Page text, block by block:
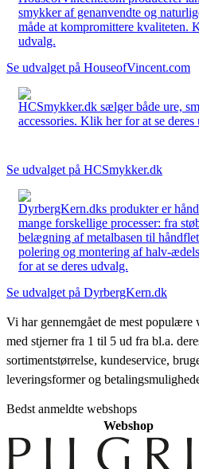
smykker af genanvendte og
måde at kompromittere kvaliteten.
udvalg.
Se udvalget på HouseofVincent.com
HCSmykker.dk sælger både ure,
accessories. Klik her for at se deres
Se udvalget på HCSmykker.dk
DyrbergKern.dks produkter er
mange forskellige processer: fra
belægning af metalbasen til
polering og montering af halv-
for at se deres udvalg.
Se udvalget på DyrbergKern.dk
Vi har gennemgået de mest populære
med stjerner fra 1 til 5 ud fra bl.a.
sortimentstørrelse, kundeservice,
leveringsformer og
Bedst anmeldte webshops
Webshop